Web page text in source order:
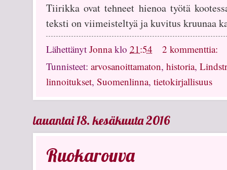
Tiirikka ovat tehneet hienoa työtä
teksti on viimeisteltyä ja kuvitus kruunaa
Lähettänyt Jonna klo 21:54
2 kommenttia:
Tunnisteet: arvosanoittamaton, historia,
linnoitukset, Suomenlinna, tietokirjallisuus
lauantai 18. kesäkuuta 2016
Ruokarouva